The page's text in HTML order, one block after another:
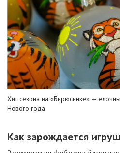
Хит сезона на «Бирюсинке» —
Нового года
Как зарождается